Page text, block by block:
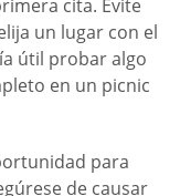
cita. Evite
un lugar con el
útil probar algo
en un picnic
para
de causar